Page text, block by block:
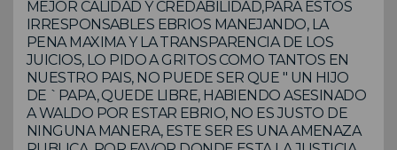
MEJOR CALIDAD Y CREDABILIDAD,PARA ESTOS
IRRESPONSABLES EBRIOS MANEJANDO, LA
PENA MAXIMA Y LA TRANSPARENCIA DE LOS
JUICIOS, LO PIDO A GRITOS COMO TANTOS EN
NUESTRO PAIS, NO PUEDE SER QUE " UN HIJO
DE `PAPA, QUEDE LIBRE, HABIENDO ASESINADO
A WALDO POR ESTAR EBRIO, NO ES JUSTO DE
NINGUNA MANERA, ESTE SER ES UNA AMENAZA